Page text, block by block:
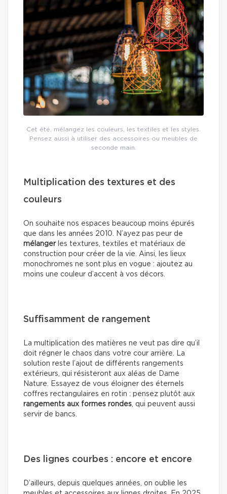
Cet été, mélangez les couleurs, les textiles et les styles.
Pensez aussi à utiliser des accessoires ou meubles de
seconde main.
Multiplication des textures et des
couleurs
On souhaite nos espaces beaucoup moins épurés
que dans les années 2010. N’ayez pas peur de
mélangerles textures, textiles et matériaux de
construction pour créer de la vie. Ainsi, les lieux
monochromes ne sont plus en vogue : ajoutez au
moins une couleur d’accent à vos décors.
Suffisamment de rangement
La multiplication des matières ne veut pas dire qu’il
doit régner le chaos dans votre cour arrière. La
solution reste l’ajout de différents rangements
extérieurs, qui résisteront aux aléas de Dame
Nature. Essayez de vous éloigner des éternels
coffres rectangulaires en rotin : pensez plutôt aux
rangements aux formes rondes, qui peuvent aussi
servir de bancs.
Des lignes courbes : encore et encore
D’ailleurs, depuis quelques années, on oublie les